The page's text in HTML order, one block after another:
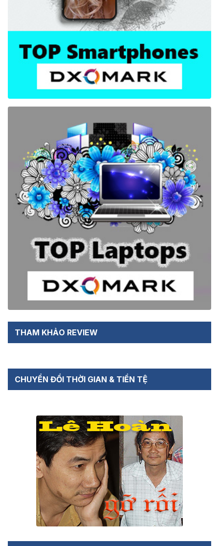
THAM KHẢO REVIEW
CHUYỂN ĐỔI THỜI GIAN & TIỀN TỆ